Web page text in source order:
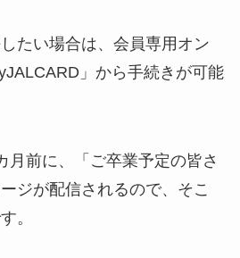
たい場合は、会員専用オン
」から手続きが可能
月前に、「ご卒業予定の皆さ
ジが配信されるので、そこ
。